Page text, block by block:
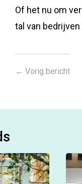
Of het nu om
tal van
←Vorig bericht